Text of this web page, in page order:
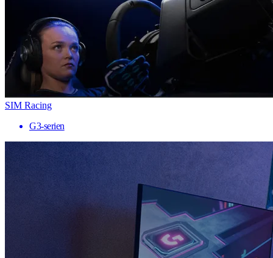
SIM Racing
G3-serien